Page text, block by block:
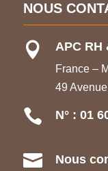
NOUS
 APC RH
France –
49
 N° : 01
 Nous